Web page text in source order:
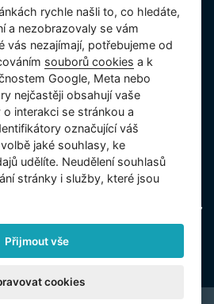
údajů
cookie
Městského soudu v Praze, oddíl C,
rychle našli to, co hledáte,
a nezobrazovaly se vám
vás nezajímají, potřebujeme od
souborů cookies a k
Google, Meta nebo
nejčastěji obsahují vaše
interakci se stránkou a
označující váš
jaké souhlasy, ke
udělíte. Neudělení souhlasů
stránky i služby, které jsou
Přijmout vše
cookies